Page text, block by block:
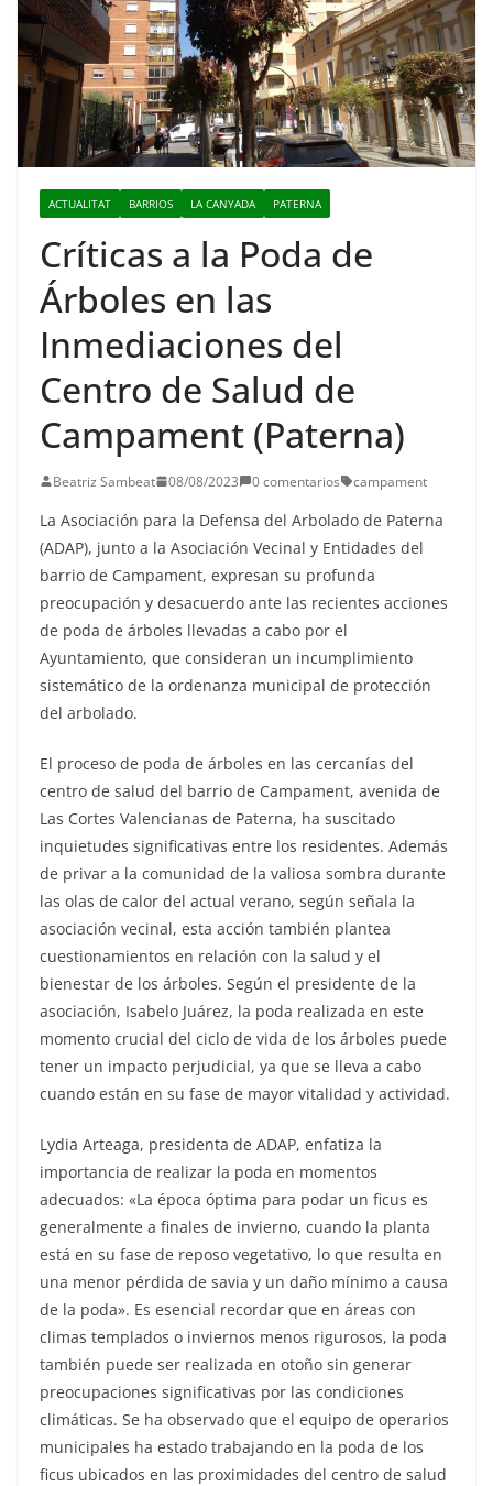
ACTUALITAT BARRIOS LA CANYADA PATERNA
Críticas a la Poda de
Árboles en las
Inmediaciones del
Centro de Salud de
Campament (Paterna)
Beatriz Sambeat 08/08/2023 0 comentarios campament
La Asociación para la Defensa del Arbolado de Paterna
(ADAP), junto a la Asociación Vecinal y Entidades del
barrio de Campament, expresan su profunda
preocupación y desacuerdo ante las recientes acciones
de poda de árboles llevadas a cabo por el
Ayuntamiento, que consideran un incumplimiento
sistemático de la ordenanza municipal de protección
del arbolado.
El proceso de poda de árboles en las cercanías del
centro de salud del barrio de Campament, avenida de
Las Cortes Valencianas de Paterna, ha suscitado
inquietudes significativas entre los residentes. Además
de privar a la comunidad de la valiosa sombra durante
las olas de calor del actual verano, según señala la
asociación vecinal, esta acción también plantea
cuestionamientos en relación con la salud y el
bienestar de los árboles. Según el presidente de la
asociación, Isabelo Juárez, la poda realizada en este
momento crucial del ciclo de vida de los árboles puede
tener un impacto perjudicial, ya que se lleva a cabo
cuando están en su fase de mayor vitalidad y actividad.
Lydia Arteaga, presidenta de ADAP, enfatiza la
importancia de realizar la poda en momentos
adecuados: «La época óptima para podar un ficus es
generalmente a finales de invierno, cuando la planta
está en su fase de reposo vegetativo, lo que resulta en
una menor pérdida de savia y un daño mínimo a causa
de la poda». Es esencial recordar que en áreas con
climas templados o inviernos menos rigurosos, la poda
también puede ser realizada en otoño sin generar
preocupaciones significativas por las condiciones
climáticas. Se ha observado que el equipo de operarios
municipales ha estado trabajando en la poda de los
ficus ubicados en las proximidades del centro de salud